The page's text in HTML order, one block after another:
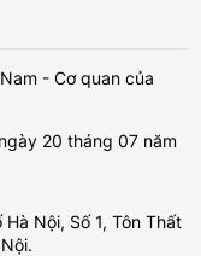
- Cơ quan của
20 tháng 07 năm
Nội, Số 1, Tôn Thất